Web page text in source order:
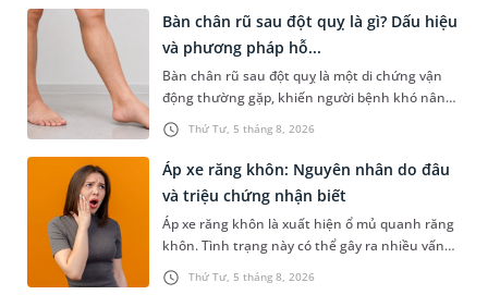
Thứ Tư, 5 tháng 8, 2026
Bàn chân rũ sau đột quỵ là gì? Dấu hiệu
và phương pháp hỗ...
Bàn chân rũ sau đột quỵ là một di chứng vận
động thường gặp, khiến người bệnh khó nâng
bàn chân khi đi lại, làm tăng nguy cơ vấp ngã và
ảnh hưởng đến khả năn...
Thứ Tư, 5 tháng 8, 2026
Áp xe răng khôn: Nguyên nhân do đâu
và triệu chứng nhận biết
Áp xe răng khôn là xuất hiện ổ mủ quanh răng
khôn. Tình trạng này có thể gây ra nhiều vấn
đề nghiêm trọng, đặc biệt gây ảnh hưởng lớn
đến răng số 7. Bài viết...